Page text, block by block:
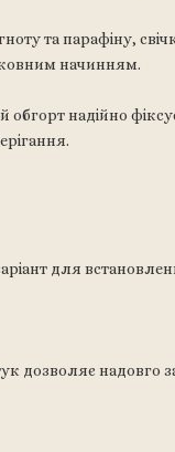
та парафіну,
начинням.
надійно
для
дозволяє надовго